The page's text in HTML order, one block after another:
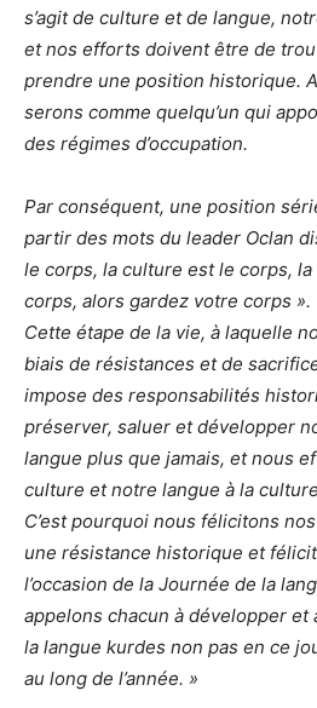
s’agit de culture et de langue,
et nos efforts doivent être de
prendre une position historique.
serons comme quelqu’un qui
des régimes d’occupation.
Par conséquent, une position
partir des mots du leader Oclan
le corps, la culture est le corps,
corps, alors gardez votre corps ».
Cette étape de la vie, à laquelle
biais de résistances et de
impose des responsabilités
préserver, saluer et développer
langue plus que jamais, et nous
culture et notre langue à la
C’est pourquoi nous félicitons
une résistance historique et
l’occasion de la Journée de la
appelons chacun à développer
la langue kurdes non pas en ce
au long de l’année. »